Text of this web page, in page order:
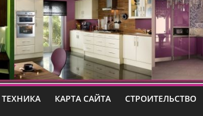
КАРТА САЙТА СТРОИТЕЛЬСТВО